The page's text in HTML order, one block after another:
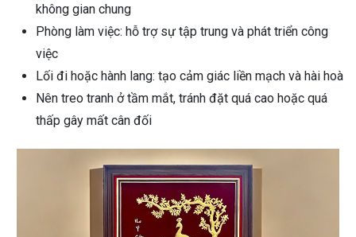
không gian chung
Phòng làm việc: hỗ trợ sự tập trung và phát triển công
việc
Lối đi hoặc hành lang: tạo cảm giác liền mạch và hài hoà
Nên treo tranh ở tầm mắt, tránh đặt quá cao hoặc quá
thấp gây mất cân đối